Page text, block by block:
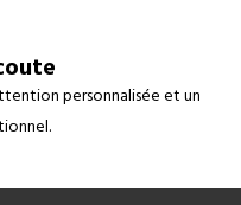
personnalisée et un